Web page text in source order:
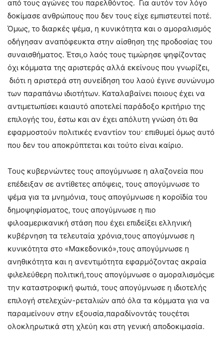
από τους αγώνες του παρελθόντος. Για αυτόν τον λόγο
δοκίμασε ανθρώπους που δεν τους είχε εμπιστευτεί ποτέ.
Όμως, το διαρκές ψέμα, η κυνικότητα και ο αμοραλισμός
οδήγησαν αναπόφευκτα στην αίσθηση της προδοσίας του
συναισθήματος. Έτσι,ο λαός τους τιμώρησε ψηφίζοντας
όχι κόμματα της αριστεράς αλλά εκείνους που γνωρίζει,
διότι η αριστερά στη συνείδηση του λαού έγινε συνώνυμο
των παραπάνω ιδιοτήτων. Καταλαβαίνει ποιους έχει να
αντιμετωπίσει καιαυτό αποτελεί παράδοξο κριτήριο της
επιλογής του, έστω και αν έχει απόλυτη γνώση ότι θα
εφαρμοστούν πολιτικές εναντίον του· επιθυμεί όμως αυτό
που δεν του αποκρύπτεται και τούτο είναι καίριο.
Τους κυβερνώντες τους απογύμνωσε η αλαζονεία που
επέδειξαν σε αντίθετες απόψεις, τους απογύμνωσε το
ψέμα για τα μνημόνια, τους απογύμνωσε η κοροϊδία του
δημοψηφίσματος, τους απογύμνωσε η πιο
φιλοαμερικανική στάση που έχει επιδείξει ελληνική
κυβέρνηση τα τελευταία χρόνια,τους απογύμνωσε η
κυνικότητα στο «Μακεδονικό»,τους απογύμνωσε η
ανηθικότητα και η ανεντιμότητα εφαρμόζοντας ακραία
φιλελεύθερη πολιτική,τους απογύμνωσε ο αμοραλισμόςμε
την καταστροφική φωτιά, τους απογύμνωσε η ιδιοτελής
επιλογή στελεχών-ρεταλιών από όλα τα κόμματα για να
παραμείνουν στην εξουσία,παραδίνοντάς τουςέτσι
ολοκληρωτικά στη χλεύη και στη γενική αποδοκιμασία.